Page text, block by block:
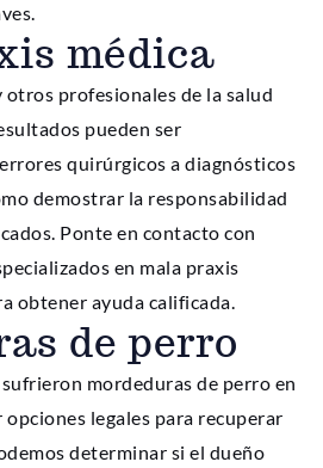
médica
otros profesionales de la salud
pueden ser
quirúrgicos a diagnósticos
demostrar la responsabilidad
Ponte en contacto con
en mala praxis
obtener ayuda calificada.
de perro
mordeduras de perro en
opciones legales para recuperar
determinar si el dueño